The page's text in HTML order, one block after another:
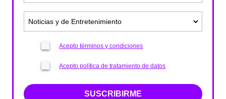
Acepto términos y condiciones
Acepto política de tratamiento de datos
SUSCRIBIRME